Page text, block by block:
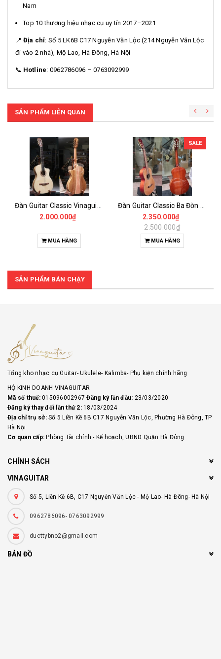
Nam
Top 10 thương hiệu nhạc cụ uy tín 2017–2021
📍 Địa chỉ: Số 5 LK6B C17 Nguyễn Văn Lộc (214 Nguyễn Văn Lộc
đi vào 2 nhà), Mộ Lao, Hà Đông, Hà Nội
📞 Hotline: 0962786096 – 0763092999
SẢN PHẨM LIÊN QUAN
2.000.000₫
MUA HÀNG
SALE
2.350.000₫
2.500.000₫
MUA HÀNG
SẢN PHẨM BÁN CHẠY
Tổng kho nhạc cụ Guitar- Ukulele- Kalimba- Phụ kiện chính hãng
HỘ KINH DOANH VINAGUITAR
Mã số thuế:015096002967Đăng ký lần đầu: 23/03/2020
Đăng ký thay đổi lần thứ 2:18/03/2024
Địa chỉ trụ sở:Số 5 Liền Kề 6B C17 Nguyễn Văn Lộc, Phường Hà Đông, TP
Hà Nội
Cơ quan cấp: Phòng Tài chính - Kế hoạch, UBND Quận Hà Đông
CHÍNH SÁCH
VINAGUITAR
Số 5, Liền Kề 6B, C17 Nguyễn Văn Lộc - Mộ Lao- Hà Đông- Hà Nội
0962786096- 0763092999
ducttybno2@gmail.com
BẢN ĐỒ